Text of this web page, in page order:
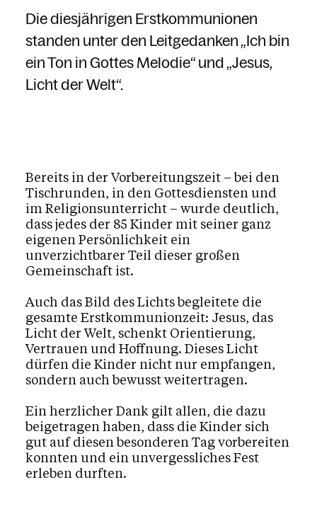
Kontakt
Die diesjährigen Erstkommunionen
standen unter den Leitgedanken „Ich bin
ein Ton in Gottes Melodie“ und „Jesus,
Licht der Welt“.
Bereits in der Vorbereitungszeit – bei den
Tischrunden, in den Gottesdiensten und
im Religionsunterricht – wurde deutlich,
dass jedes der 85 Kinder mit seiner ganz
eigenen Persönlichkeit ein
unverzichtbarer Teil dieser großen
Gemeinschaft ist.
Auch das Bild des Lichts begleitete die
gesamte Erstkommunionzeit: Jesus, das
Licht der Welt, schenkt Orientierung,
Vertrauen und Hoffnung. Dieses Licht
dürfen die Kinder nicht nur empfangen,
sondern auch bewusst weitertragen.
Ein herzlicher Dank gilt allen, die dazu
beigetragen haben, dass die Kinder sich
gut auf diesen besonderen Tag vorbereiten
konnten und ein unvergessliches Fest
erleben durften.